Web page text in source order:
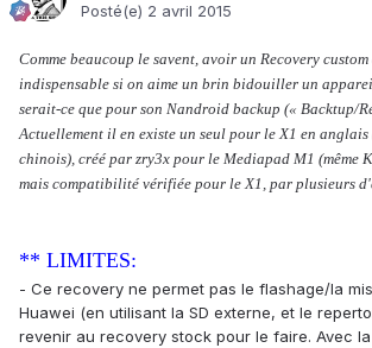
Posté(e) 2 avril 2015
Comme beaucoup le savent, avoir un Recovery custom
indispensable si on aime un brin bidouiller un
serait-ce que pour son Nandroid backup (« Backtup/
Actuellement il en existe un seul pour le X1 en
chinois), créé par zry3x pour le Mediapad M1 (même
mais compatibilité vérifiée pour le X1, par plusieurs
** LIMITES:
- Ce recovery ne permet pas le flashage/la
Huawei (en utilisant la SD externe, et le
revenir au recovery stock pour le faire. Avec